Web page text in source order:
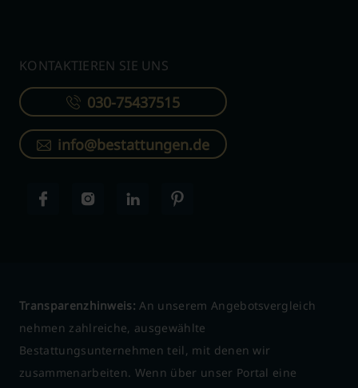
KONTAKTIEREN SIE UNS
030-75437515
info@bestattungen.de
Transparenzhinweis: An unserem Angebotsvergleich
nehmen zahlreiche, ausgewählte
Bestattungsunternehmen teil, mit denen wir
zusammenarbeiten. Wenn über unser Portal eine